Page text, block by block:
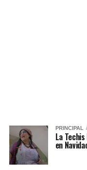
PRINCIPAL
La
en